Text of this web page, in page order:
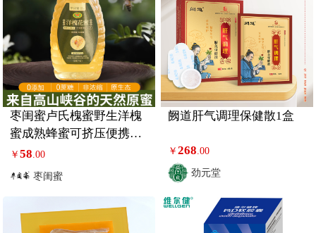
枣闺蜜卢氏槐蜜野生洋槐
蜜成熟蜂蜜可挤压便携装
随手礼
￥58 .00
枣闺蜜
阙道肝气调理保健散1盒
￥268 .00
劲元堂